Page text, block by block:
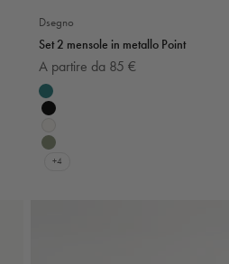
Dsegno
Set 2 mensole in metallo Point
Prezzo scontato
A partire da 85 €
Colore
Smeraldo
Nero
Bianco
Verde salvia
+4